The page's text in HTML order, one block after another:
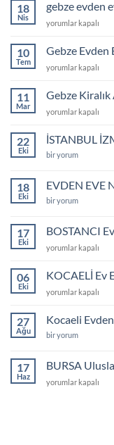
3+1
memnuniyet
için
18
Nis
gebze evden
gebze
eve
için
yorumlar kapalı
10
Tem
Gebze Evden
Gebze
Eve
Fiyatları
yorumlar kapalı
11
Mar
Gebze
Gebze
Asansör
yorumlar kapalı
22
Eki
İSTANBUL
İSTANBUL
Eve
Nakliyat
Fiyatları
bir yorum
18
Eki
EVDEN EVE
EVDEN
için
bir yorum
17
Eki
BOSTANCI
BOSTANCI
Eve
için
yorumlar kapalı
06
Eki
KOCAELİ Ev
KOCAELİ
Eşyası
için
yorumlar kapalı
27
Ağu
Kocaeli
Kocaeli
Nakliyat
Firmaları
için
bir yorum
17
Haz
BURSA
BURSA
yorumlar kapalı